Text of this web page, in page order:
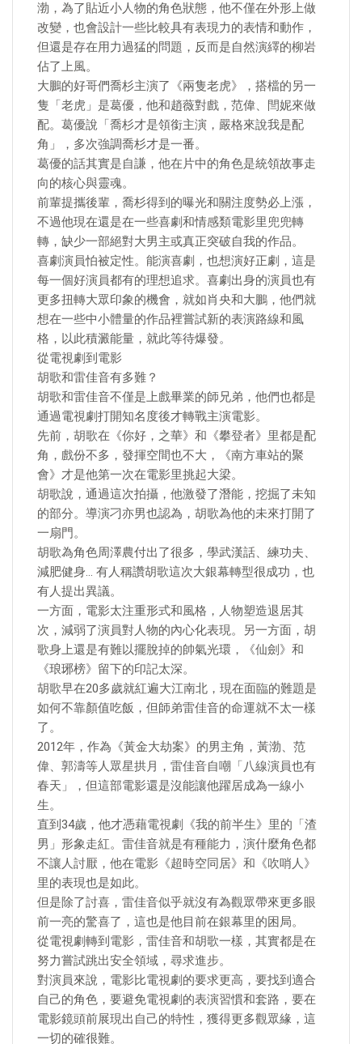
渤，為了貼近小人物的角色狀態，他不僅在外形上做
改變，也會設計一些比較具有表現力的表情和動作，
但還是存在用力過猛的問題，反而是自然演繹的柳岩
佔了上風。
大鵬的好哥們喬杉主演了《兩隻老虎》，搭檔的另一
隻「老虎」是葛優，他和趙薇對戲，范偉、閆妮來做
配。葛優說「喬杉才是領銜主演，嚴格來說我是配
角」，多次強調喬杉才是一番。
葛優的話其實是自謙，他在片中的角色是統領故事走
向的核心與靈魂。
前輩提攜後輩，喬杉得到的曝光和關注度勢必上漲，
不過他現在還是在一些喜劇和情感類電影里兜兜轉
轉，缺少一部絕對大男主或真正突破自我的作品。
喜劇演員怕被定性。能演喜劇，也想演好正劇，這是
每一個好演員都有的理想追求。喜劇出身的演員也有
更多扭轉大眾印象的機會，就如肖央和大鵬，他們就
想在一些中小體量的作品裡嘗試新的表演路線和風
格，以此積澱能量，就此等待爆發。
從電視劇到電影
胡歌和雷佳音有多難？
胡歌和雷佳音不僅是上戲畢業的師兄弟，他們也都是
通過電視劇打開知名度後才轉戰主演電影。
先前，胡歌在《你好，之華》和《攀登者》里都是配
角，戲份不多，發揮空間也不大，《南方車站的聚
會》才是他第一次在電影里挑起大梁。
胡歌說，通過這次拍攝，他激發了潛能，挖掘了未知
的部分。導演刁亦男也認為，胡歌為他的未來打開了
一扇門。
胡歌為角色周澤農付出了很多，學武漢話、練功夫、
減肥健身… 有人稱讚胡歌這次大銀幕轉型很成功，也
有人提出異議。
一方面，電影太注重形式和風格，人物塑造退居其
次，減弱了演員對人物的內心化表現。另一方面，胡
歌身上還是有難以擺脫掉的帥氣光環，《仙劍》和
《琅琊榜》留下的印記太深。
胡歌早在20多歲就紅遍大江南北，現在面臨的難題是
如何不靠顏值吃飯，但師弟雷佳音的命運就不太一樣
了。
2012年，作為《黃金大劫案》的男主角，黃渤、范
偉、郭濤等人眾星拱月，雷佳音自嘲「八線演員也有
春天」，但這部電影還是沒能讓他躍居成為一線小
生。
直到34歲，他才憑藉電視劇《我的前半生》里的「渣
男」形象走紅。雷佳音就是有種能力，演什麼角色都
不讓人討厭，他在電影《超時空同居》和《吹哨人》
里的表現也是如此。
但是除了討喜，雷佳音似乎就沒有為觀眾帶來更多眼
前一亮的驚喜了，這也是他目前在銀幕里的困局。
從電視劇轉到電影，雷佳音和胡歌一樣，其實都是在
努力嘗試跳出安全領域，尋求進步。
對演員來說，電影比電視劇的要求更高，要找到適合
自己的角色，要避免電視劇的表演習慣和套路，要在
電影鏡頭前展現出自己的特性，獲得更多觀眾緣，這
一切的確很難。